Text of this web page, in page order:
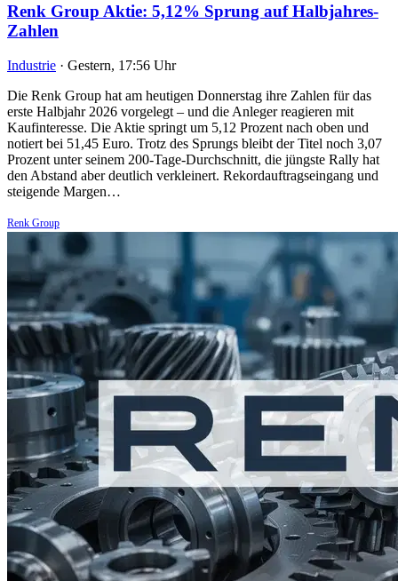
Renk Group Aktie: 5,12% Sprung auf Halbjahres-
Zahlen
Industrie · Gestern, 17:56 Uhr
Die Renk Group hat am heutigen Donnerstag ihre Zahlen für das
erste Halbjahr 2026 vorgelegt – und die Anleger reagieren mit
Kaufinteresse. Die Aktie springt um 5,12 Prozent nach oben und
notiert bei 51,45 Euro. Trotz des Sprungs bleibt der Titel noch 3,07
Prozent unter seinem 200-Tage-Durchschnitt, die jüngste Rally hat
den Abstand aber deutlich verkleinert. Rekordauftragseingang und
steigende Margen…
Renk Group